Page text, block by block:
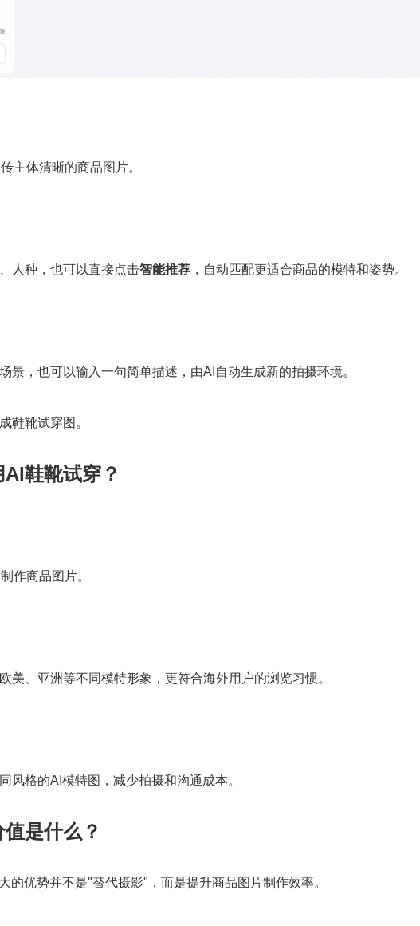
主体清晰的商品图片。
人种，也可以直接点击智能推荐 ，自动匹配更适合商品的模特和姿势。
景，也可以输入一句简单描述，由AI自动生成新的拍摄环境。
鞋靴试穿图。
鞋靴试穿？
作商品图片。
美、亚洲等不同模特形象，更符合海外用户的浏览习惯。
风格的AI模特图，减少拍摄和沟通成本。
是什么？
的优势并不是"替代摄影"，而是提升商品图片制作效率。